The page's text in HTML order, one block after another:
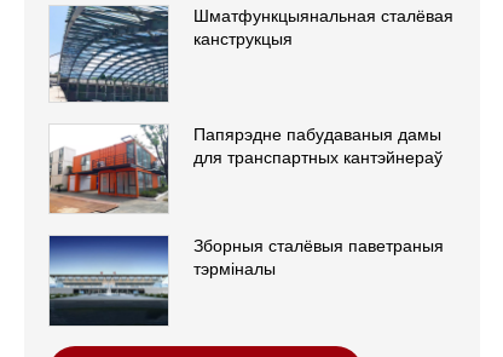
Шматфункцыянальная сталёвая
канструкцыя
Папярэдне пабудаваныя дамы
для транспартных кантэйнераў
Зборныя сталёвыя паветраныя
тэрміналы